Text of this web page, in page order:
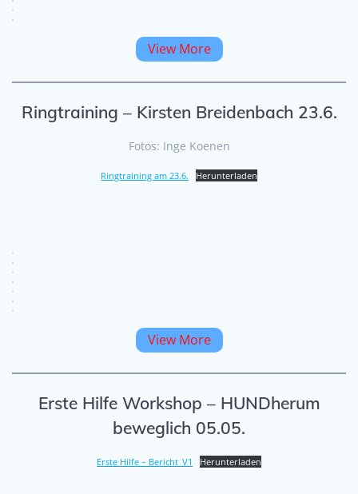
View More
Ringtraining – Kirsten Breidenbach 23.6.
Fotos: Inge Koenen
Ringtraining am 23.6. Herunterladen
View More
Erste Hilfe Workshop – HUNDherum
beweglich 05.05.
Erste Hilfe – Bericht_V1 Herunterladen